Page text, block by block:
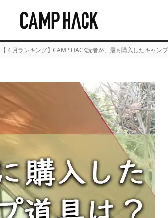
【４月ランキング】CAMP HACK読者が、最も購入したキャン